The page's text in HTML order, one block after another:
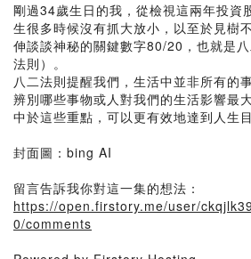
剛過34歲生日的我，從檢視這兩年投資
生很多時候沒有抓大放小，以至於見樹
伸談談神秘的關鍵數字80/20，也就是
法則）。
八二法則提醒我們，生活中並非所有的
辨別哪些事物或人對我們的生活影響最
中於這些重點，可以更有效地達到人生目
封面圖：bing AI
留言告訴我你對這一集的想法：
https://open.firstory.me/user/
0/comments